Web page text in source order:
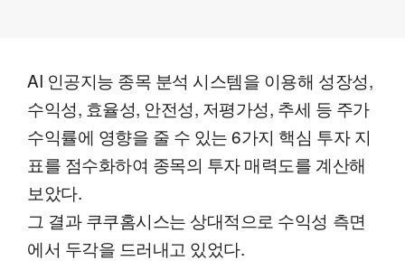
AI 인공지능 종목 분석 시스템을 이용해 성장성,
수익성, 효율성, 안전성, 저평가성, 추세 등 주가
수익률에 영향을 줄 수 있는 6가지 핵심 투자 지
표를 점수화하여 종목의 투자 매력도를 계산해
보았다.
그 결과 쿠쿠홈시스는 상대적으로 수익성 측면
에서 두각을 드러내고 있었다.